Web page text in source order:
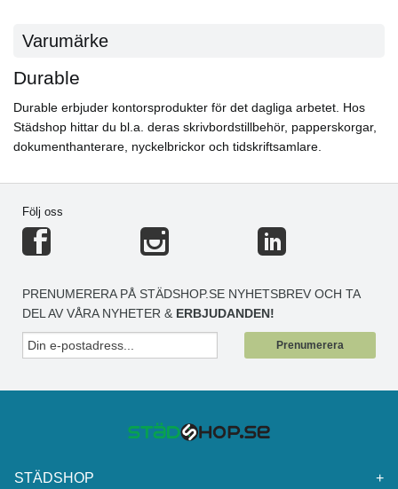
Varumärke
Durable
Durable erbjuder kontorsprodukter för det dagliga arbetet. Hos
Städshop hittar du bl.a. deras skrivbordstillbehör, papperskorgar,
dokumenthanterare, nyckelbrickor och tidskriftsamlare.
Följ oss
PRENUMERERA PÅ STÄDSHOP.SE NYHETSBREV OCH TA
DEL AV VÅRA NYHETER & ERBJUDANDEN!
Prenumerera
STÄDSHOP +